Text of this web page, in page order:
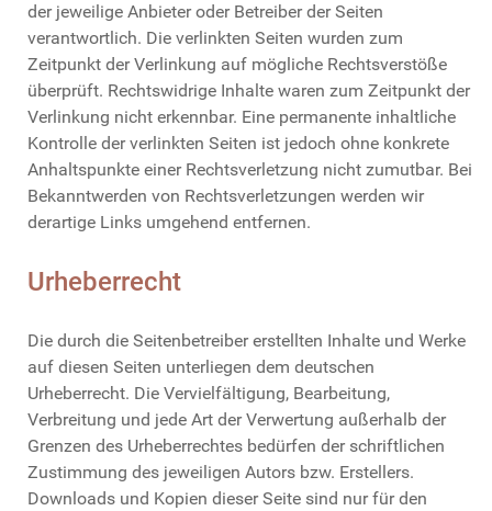
der jeweilige Anbieter oder Betreiber der Seiten
verantwortlich. Die verlinkten Seiten wurden zum
Zeitpunkt der Verlinkung auf mögliche Rechtsverstöße
überprüft. Rechtswidrige Inhalte waren zum Zeitpunkt der
Verlinkung nicht erkennbar. Eine permanente inhaltliche
Kontrolle der verlinkten Seiten ist jedoch ohne konkrete
Anhaltspunkte einer Rechtsverletzung nicht zumutbar. Bei
Bekanntwerden von Rechtsverletzungen werden wir
derartige Links umgehend entfernen.
Urheberrecht
Die durch die Seitenbetreiber erstellten Inhalte und Werke
auf diesen Seiten unterliegen dem deutschen
Urheberrecht. Die Vervielfältigung, Bearbeitung,
Verbreitung und jede Art der Verwertung außerhalb der
Grenzen des Urheberrechtes bedürfen der schriftlichen
Zustimmung des jeweiligen Autors bzw. Erstellers.
Downloads und Kopien dieser Seite sind nur für den